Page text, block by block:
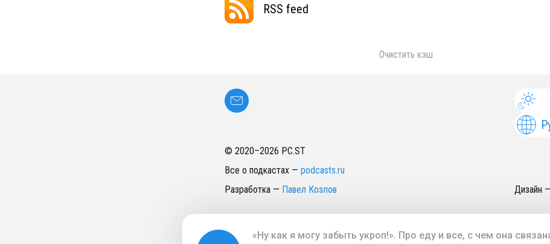
RSS feed
Очистить кэш
© 2020–2026 PC.ST
Все о подкастах — podcasts.ru
Разработка — Павел Козлов Дизайн —
«Ну как я могу забыть укроп!». Про еду и все, с чем она